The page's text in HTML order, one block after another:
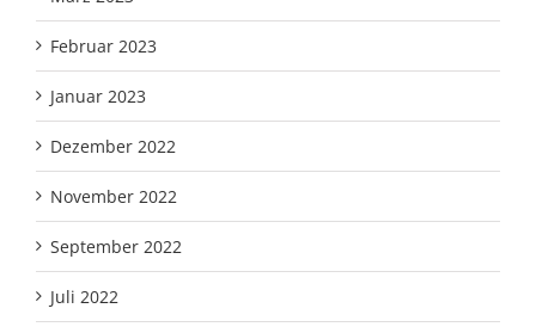
Februar 2023
Januar 2023
Dezember 2022
November 2022
September 2022
Juli 2022